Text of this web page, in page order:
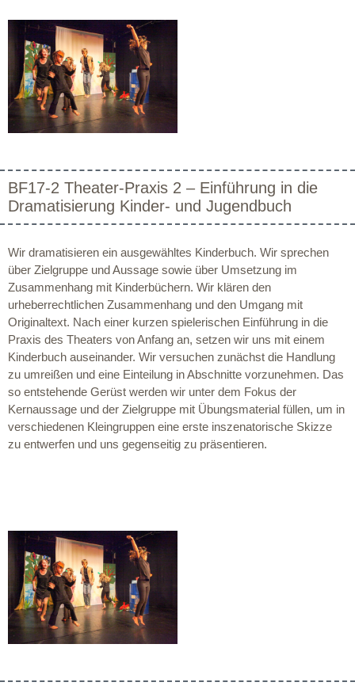
BF17-2 Theater-Praxis 2 – Einführung in die
Dramatisierung Kinder- und Jugendbuch
Wir dramatisieren ein ausgewähltes Kinderbuch. Wir sprechen
über Zielgruppe und Aussage sowie über Umsetzung im
Zusammenhang mit Kinderbüchern. Wir klären den
urheberrechtlichen Zusammenhang und den Umgang mit
Originaltext. Nach einer kurzen spielerischen Einführung in die
Praxis des Theaters von Anfang an, setzen wir uns mit einem
Kinderbuch auseinander. Wir versuchen zunächst die Handlung
zu umreißen und eine Einteilung in Abschnitte vorzunehmen. Das
so entstehende Gerüst werden wir unter dem Fokus der
Kernaussage und der Zielgruppe mit Übungsmaterial füllen, um in
verschiedenen Kleingruppen eine erste inszenatorische Skizze
zu entwerfen und uns gegenseitig zu präsentieren.